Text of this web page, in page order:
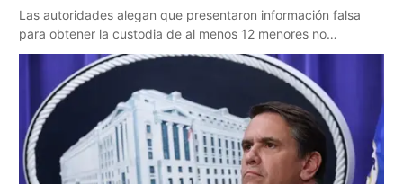
Las autoridades alegan que presentaron información falsa
para obtener la custodia de al menos 12 menores no
acompañados.